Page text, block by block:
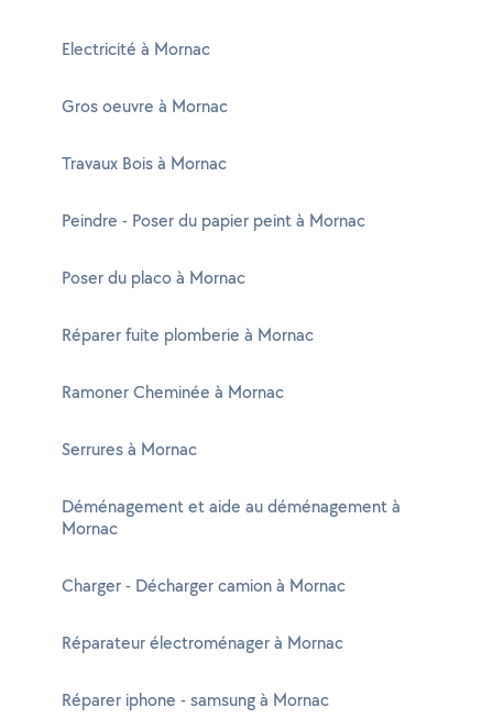
Electricité à Mornac
Gros oeuvre à Mornac
Travaux Bois à Mornac
Peindre - Poser du papier peint à Mornac
Poser du placo à Mornac
Réparer fuite plomberie à Mornac
Ramoner Cheminée à Mornac
Serrures à Mornac
Déménagement et aide au déménagement à
Mornac
Charger - Décharger camion à Mornac
Réparateur électroménager à Mornac
Réparer iphone - samsung à Mornac